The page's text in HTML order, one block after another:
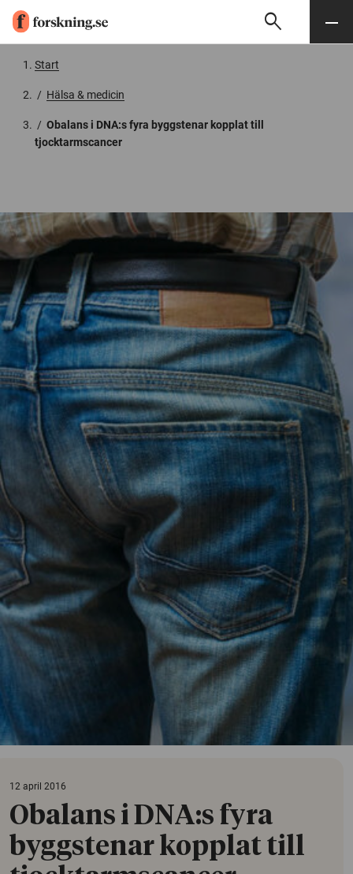
Söksearch Meny
Start
/ Hälsa & medicin
/ Obalans i DNA:s fyra byggstenar kopplat till
tjocktarmscancer
12 april 2016
Obalans i DNA:s fyra
byggstenar kopplat till